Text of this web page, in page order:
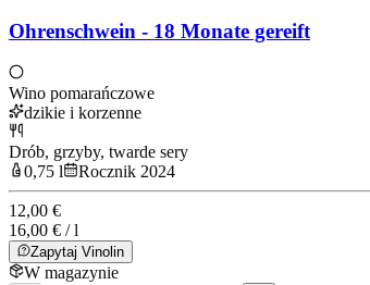
Ohrenschwein - 18 Monate gereift
Wino pomarańczowe
dzikie i korzenne
Drób, grzyby, twarde sery
0,75 l
Rocznik 2024
12,00 €
16,00 € / l
Zapytaj Vinolin
W magazynie